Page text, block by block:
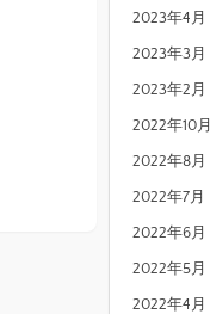
2023年4月
2023年3月
2023年2月
2022年10月
2022年8月
2022年7月
2022年6月
2022年5月
2022年4月